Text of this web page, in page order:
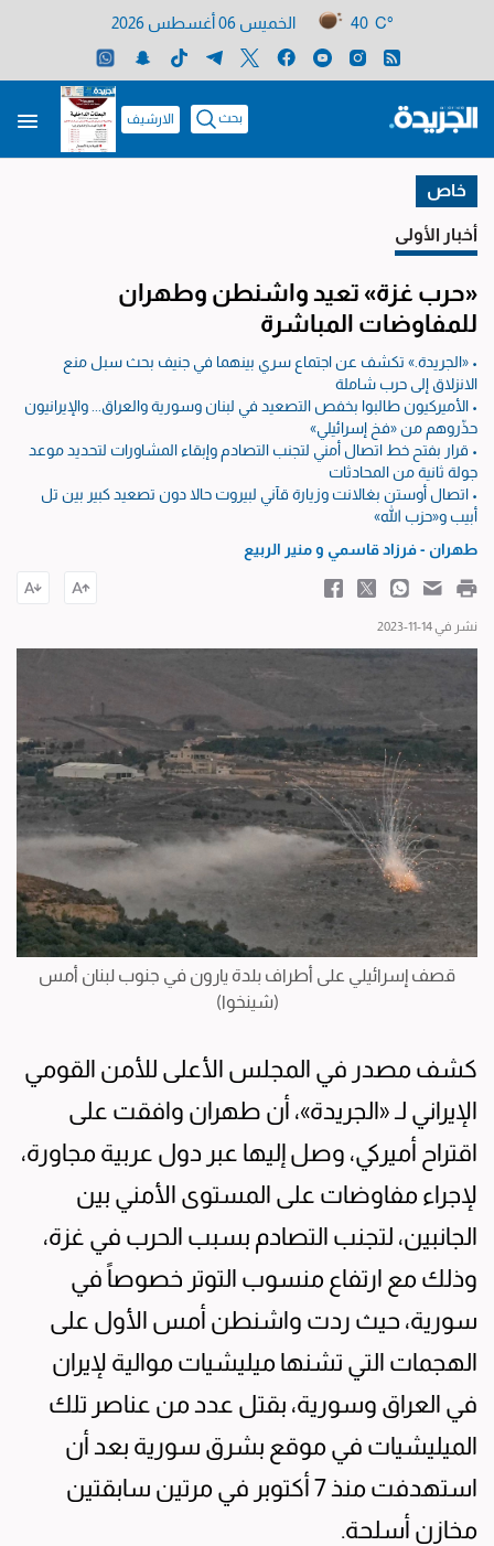
40 C° الخميس 06 أغسطس 2026
بحث الارشيف
خاص
أخبار الأولى
«حرب غزة» تعيد واشنطن وطهران
للمفاوضات المباشرة
• «الجريدة.» تكشف عن اجتماع سري بينهما في جنيف بحث سبل منع
الانزلاق إلى حرب شاملة
• الأميركيون طالبوا بخفص التصعيد في لبنان وسورية والعراق... والإيرانيون
حذّروهم من «فخ إسرائيلي»
• قرار بفتح خط اتصال أمني لتجنب التصادم وإبقاء المشاورات لتحديد موعد
جولة ثانية من المحادثات
• اتصال أوستن بغالانت وزيارة قآني لبيروت حالا دون تصعيد كبير بين تل
أبيب و«حزب الله»
طهران - فرزاد قاسمي ومنير الربيع
نشر في 14-11-2023
قصف إسرائيلي على أطراف بلدة يارون في جنوب لبنان أمس
(شينخوا)
كشف مصدر في المجلس الأعلى للأمن القومي
الإيراني لـ «الجريدة»، أن طهران وافقت على
اقتراح أميركي، وصل إليها عبر دول عربية مجاورة،
لإجراء مفاوضات على المستوى الأمني بين
الجانبين، لتجنب التصادم بسبب الحرب في غزة،
وذلك مع ارتفاع منسوب التوتر خصوصاً في
سورية، حيث ردت واشنطن أمس الأول على
الهجمات التي تشنها ميليشيات موالية لإيران
في العراق وسورية، بقتل عدد من عناصر تلك
الميليشيات في موقع بشرق سورية بعد أن
استهدفت منذ 7 أكتوبر في مرتين سابقتين
مخازن أسلحة.